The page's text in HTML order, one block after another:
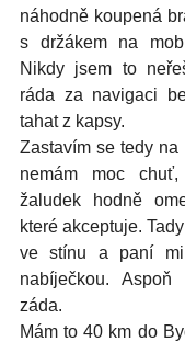
náhodně koupená
s držákem na
Nikdy jsem to
ráda za navigaci
tahat z kapsy.
Zastavím se tedy
nemám moc
žaludek hodně
které akceptuje.
ve stínu a paní
nabíječkou.
záda.
Mám to 40 km do